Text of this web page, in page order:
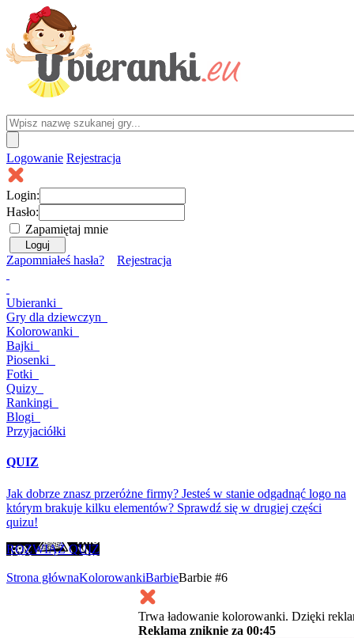
Logowanie Rejestracja
Login:
Hasło:
Zapamiętaj mnie
Zapomniałeś hasła? Rejestracja
Ubieranki
Gry dla dziewczyn
Kolorowanki
Bajki
Piosenki
Fotki
Quizy
Rankingi
Blogi
Przyjaciółki
QUIZ
Jak dobrze znasz przeróżne firmy? Jesteś w stanie odgadnąć logo na
którym brakuje kilku elementów? Sprawdź się w drugiej części
quizu!
ROZWIĄŻ QUIZ
Strona głównaKolorowankiBarbieBarbie #6
Trwa ładowanie kolorowanki. Dzięki
Reklama zniknie za 00:45